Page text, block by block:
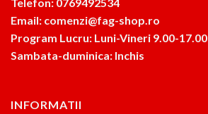
Email: comenzi@fag-shop.ro
Program Lucru: Luni-Vineri 9.00-17.00
Sambata-duminica: Inchis
INFORMATII